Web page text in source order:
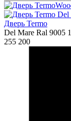
Дверь Termo
Del Mare Ral 9005
255 200